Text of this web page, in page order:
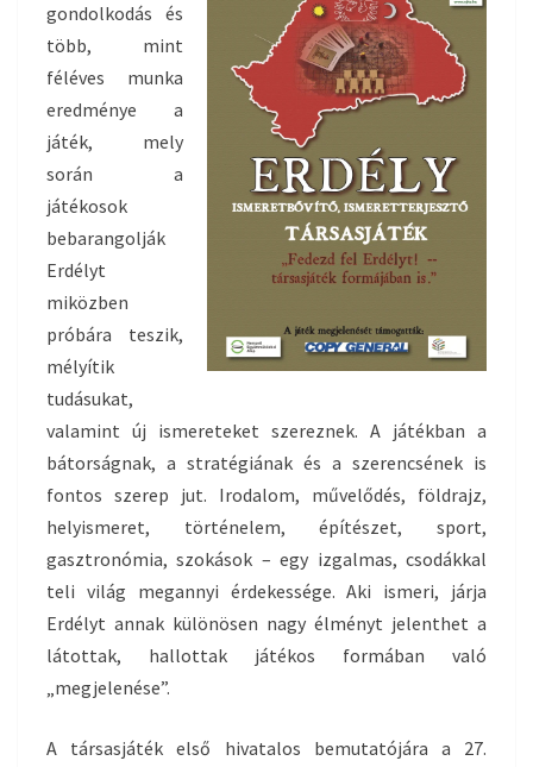
gondolkodás és
több, mint
féléves munka
eredménye a
játék, mely
során a
játékosok
bebarangolják
Erdélyt
miközben
próbára teszik,
mélyítik
tudásukat,
valamint új ismereteket szereznek. A játékban a
bátorságnak, a stratégiának és a szerencsének is
fontos szerep jut. Irodalom, művelődés, földrajz,
helyismeret, történelem, építészet, sport,
gasztronómia, szokások – egy izgalmas, csodákkal
teli világ megannyi érdekessége. Aki ismeri, járja
Erdélyt annak különösen nagy élményt jelenthet a
látottak, hallottak játékos formában való
„megjelenése”.
A társasjáték első hivatalos bemutatójára a 27.